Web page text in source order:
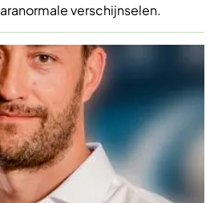
verschijnselen.